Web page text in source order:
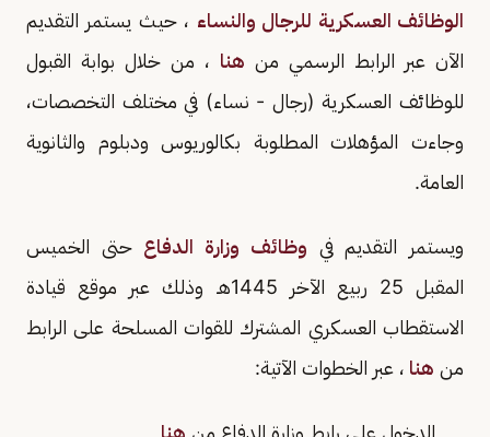
الوظائف العسكرية للرجال والنساء ، حيث يستمر التقديم
الآن عبر الرابط الرسمي من هنا ، من خلال بوابة القبول
للوظائف العسكرية (رجال - نساء) في مختلف التخصصات،
وجاءت المؤهلات المطلوبة بكالوريوس ودبلوم والثانوية
العامة.
ويستمر التقديم في وظائف وزارة الدفاع حتى الخميس
المقبل 25 ربيع الآخر 1445هـ وذلك عبر موقع قيادة
الاستقطاب العسكري المشترك للقوات المسلحة على الرابط
من هنا ، عبر الخطوات الآتية:
الدخول على رابط وزارة الدفاع من هنا